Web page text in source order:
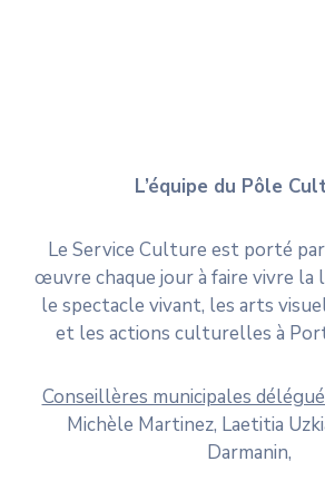
L’équipe du Pôle
Le Service Culture est porté
œuvre chaque jour à faire vivre la
le spectacle vivant, les arts
et les actions culturelles à
Conseillères municipales
Michèle Martinez, Laetitia
Darmanin,